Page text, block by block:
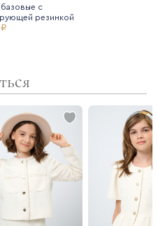
с
резинкой